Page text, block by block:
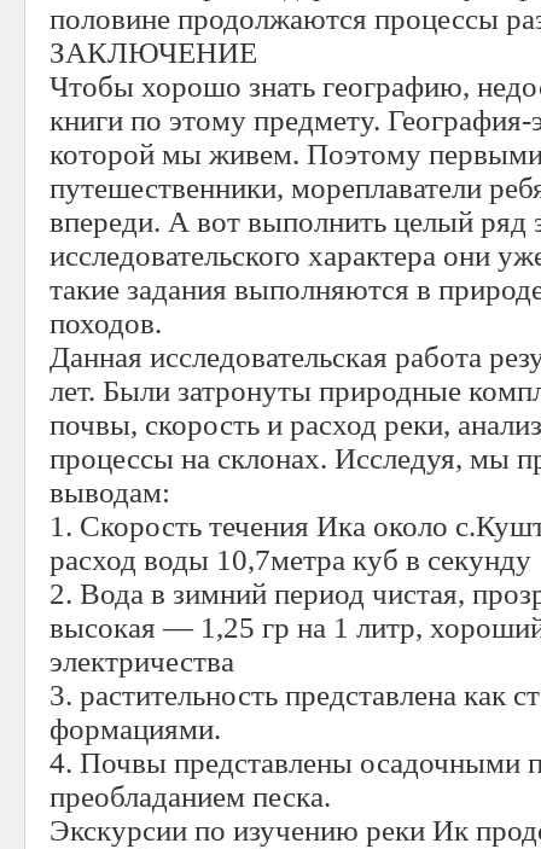
половине продолжаются процессы
ЗАКЛЮЧЕНИЕ
Чтобы хорошо знать географию,
книги по этому предмету. География-
которой мы живем. Поэтому
путешественники, мореплаватели
впереди. А вот выполнить целый ряд
исследовательского характера они
такие задания выполняются в
походов.
Данная исследовательская работа
лет. Были затронуты природные
почвы, скорость и расход реки,
процессы на склонах. Исследуя, мы
выводам:
1. Скорость течения Ика около
расход воды 10,7метра куб в секунду
2. Вода в зимний период чистая,
высокая — 1,25 гр на 1 литр,
электричества
3. растительность представлена как
формациями.
4. Почвы представлены осадочными
преобладанием песка.
Экскурсии по изучению реки Ик